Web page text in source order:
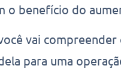
o benefício do
vai
para uma